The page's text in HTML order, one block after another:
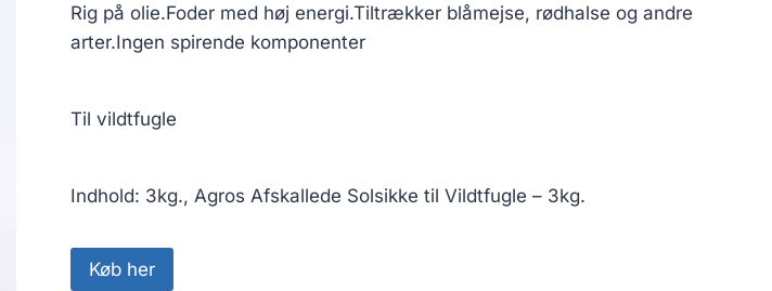
Rig på olie.Foder med høj energi.Tiltrækker blåmejse, rødhalse og andre
arter.Ingen spirende komponenter
Til vildtfugle
Indhold: 3kg., Agros Afskallede Solsikke til Vildtfugle – 3kg.
Køb her